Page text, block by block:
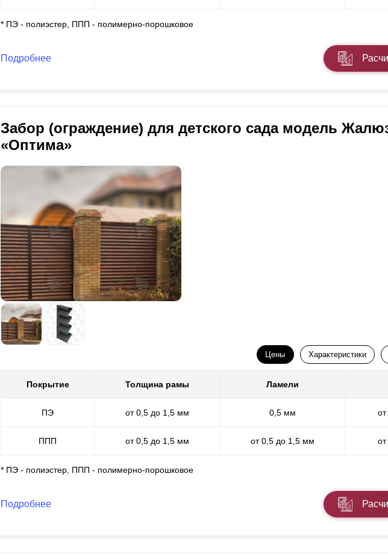
* ПЭ - полиэстер, ППП - полимерно-порошковое
Подробнее
Забор (ограждение) для детского сада модель
«Оптима»
Цены Характеристики
Покрытие Толщина рамы Ламели
ПЭ от 0,5 до 1,5 мм 0,5 мм
ППП от 0,5 до 1,5 мм от 0,5 до 1,5 мм
* ПЭ - полиэстер, ППП - полимерно-порошковое
Подробнее